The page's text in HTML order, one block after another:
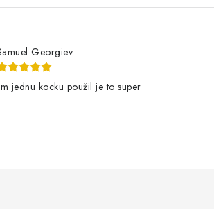
Georgiev
jednu kocku použil je to super